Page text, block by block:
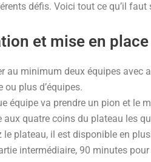
défis. Voici tout ce qu’il faut
et mise en place
au minimum deux équipes avec
ou plus d’équipes.
équipe va prendre un pion et le
aux quatre coins du plateau les
le plateau, il est disponible en
intermédiaire, 90 minutes